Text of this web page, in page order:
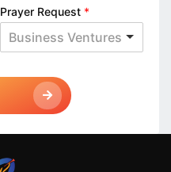
Prayer Request *
Business Ventures